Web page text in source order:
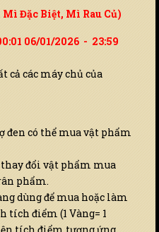
Đặc Biệt, Mì Rau Củ)
06/01/2026 - 23:59
cả các máy chủ của
đen có thể mua vật phẩm
đổi vật phẩm mua
phẩm.
dùng để mua hoặc làm
tích điểm (1 Vàng= 1
tích điểm tương ứng